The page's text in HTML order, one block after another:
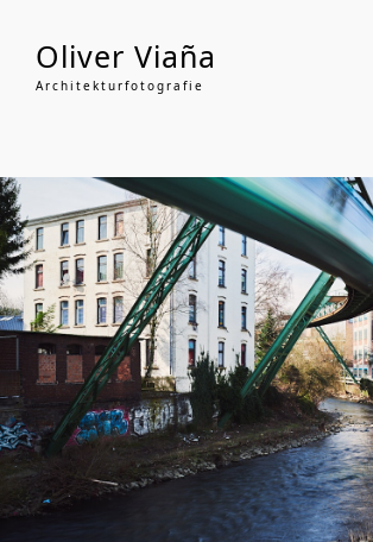
Oliver Viaña
Architekturfotografie